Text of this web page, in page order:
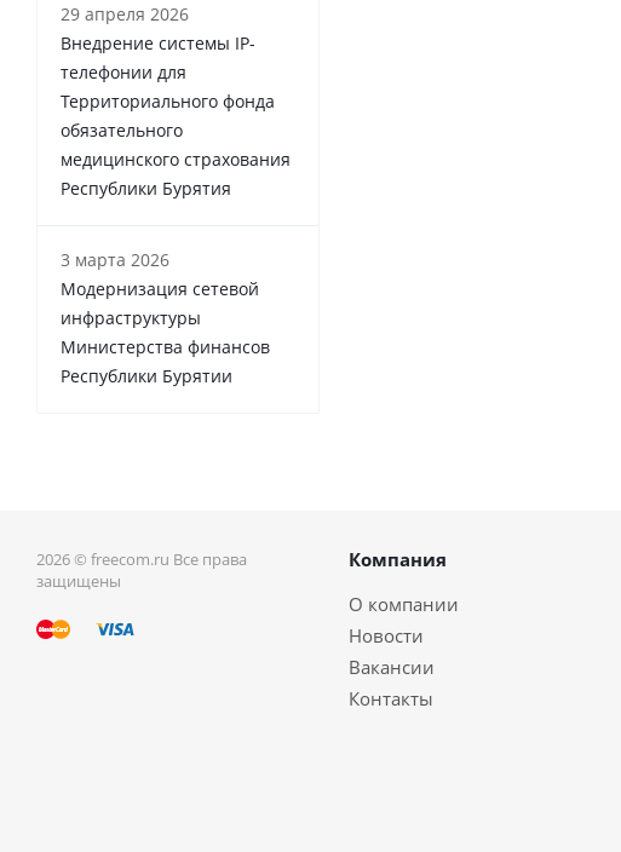
29 апреля 2026
Внедрение системы IP-
телефонии для
Территориального фонда
обязательного
медицинского страхования
Республики Бурятия
3 марта 2026
Модернизация сетевой
инфраструктуры
Министерства финансов
Республики Бурятии
2026 © freecom.ru Все права
защищены
Компания
О компании
Новости
Вакансии
Контакты